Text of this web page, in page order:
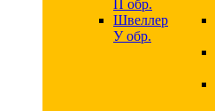
П обр.
Швеллер
У обр.